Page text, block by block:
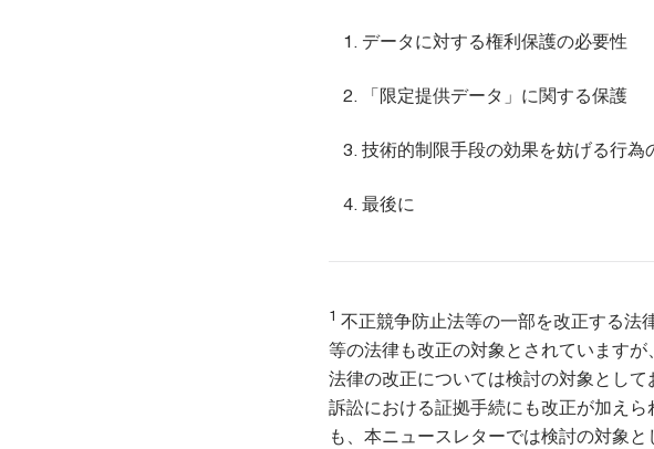
データに対する権利保護の必要性
「限定提供データ」に関する保護
技術的制限手段の効果を妨げる行為
最後に
1 不正競争防止法等の一部を改正する法
等の法律も改正の対象とされています
法律の改正については検討の対象とし
訴訟における証拠手続にも改正が加え
も、本ニュースレターでは検討の対象と